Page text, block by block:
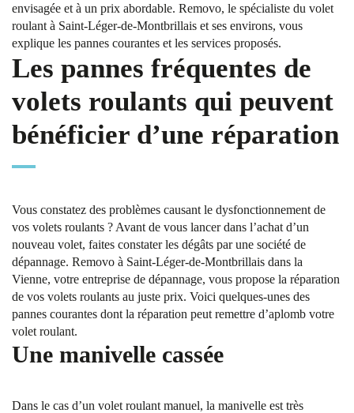
envisagée et à un prix abordable. Removo, le spécialiste du volet
roulant à Saint-Léger-de-Montbrillais et ses environs, vous
explique les pannes courantes et les services proposés.
Les pannes fréquentes de
volets roulants qui peuvent
bénéficier d’une réparation
Vous constatez des problèmes causant le dysfonctionnement de
vos volets roulants ? Avant de vous lancer dans l’achat d’un
nouveau volet, faites constater les dégâts par une société de
dépannage. Removo à Saint-Léger-de-Montbrillais dans la
Vienne, votre entreprise de dépannage, vous propose la réparation
de vos volets roulants au juste prix. Voici quelques-unes des
pannes courantes dont la réparation peut remettre d’aplomb votre
volet roulant.
Une manivelle cassée
Dans le cas d’un volet roulant manuel, la manivelle est très